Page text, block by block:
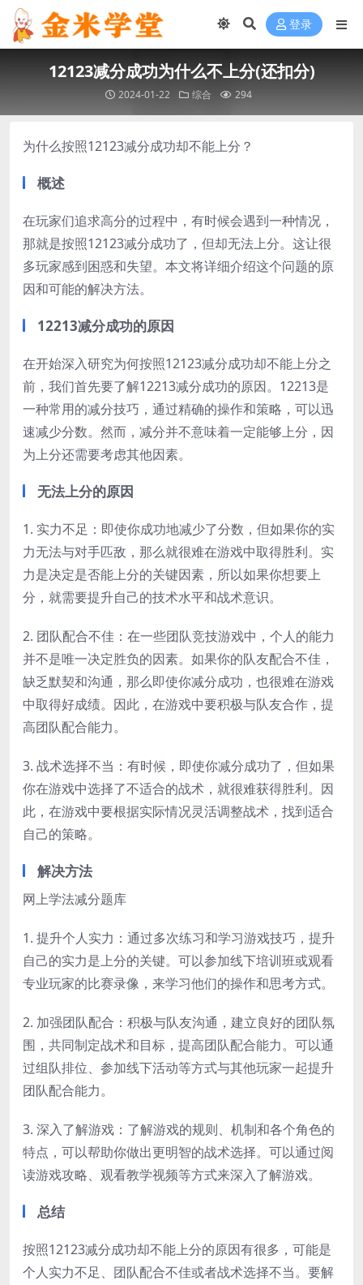
登录
12123减分成功为什么不上分(还扣分)
2024-01-22 综合 294
为什么按照12123减分成功却不能上分？
概述
在玩家们追求高分的过程中，有时候会遇到一种情况，
那就是按照12123减分成功了，但却无法上分。这让很
多玩家感到困惑和失望。本文将详细介绍这个问题的原
因和可能的解决方法。
12213减分成功的原因
在开始深入研究为何按照12123减分成功却不能上分之
前，我们首先要了解12213减分成功的原因。12213是
一种常用的减分技巧，通过精确的操作和策略，可以迅
速减少分数。然而，减分并不意味着一定能够上分，因
为上分还需要考虑其他因素。
无法上分的原因
1. 实力不足：即使你成功地减少了分数，但如果你的实
力无法与对手匹敌，那么就很难在游戏中取得胜利。实
力是决定是否能上分的关键因素，所以如果你想要上
分，就需要提升自己的技术水平和战术意识。
2. 团队配合不佳：在一些团队竞技游戏中，个人的能力
并不是唯一决定胜负的因素。如果你的队友配合不佳，
缺乏默契和沟通，那么即使你减分成功，也很难在游戏
中取得好成绩。因此，在游戏中要积极与队友合作，提
高团队配合能力。
3. 战术选择不当：有时候，即使你减分成功了，但如果
你在游戏中选择了不适合的战术，就很难获得胜利。因
此，在游戏中要根据实际情况灵活调整战术，找到适合
自己的策略。
解决方法
网上学法减分题库
1. 提升个人实力：通过多次练习和学习游戏技巧，提升
自己的实力是上分的关键。可以参加线下培训班或观看
专业玩家的比赛录像，来学习他们的操作和思考方式。
2. 加强团队配合：积极与队友沟通，建立良好的团队氛
围，共同制定战术和目标，提高团队配合能力。可以通
过组队排位、参加线下活动等方式与其他玩家一起提升
团队配合能力。
3. 深入了解游戏：了解游戏的规则、机制和各个角色的
特点，可以帮助你做出更明智的战术选择。可以通过阅
读游戏攻略、观看教学视频等方式来深入了解游戏。
总结
按照12123减分成功却不能上分的原因有很多，可能是
个人实力不足、团队配合不佳或者战术选择不当。要解